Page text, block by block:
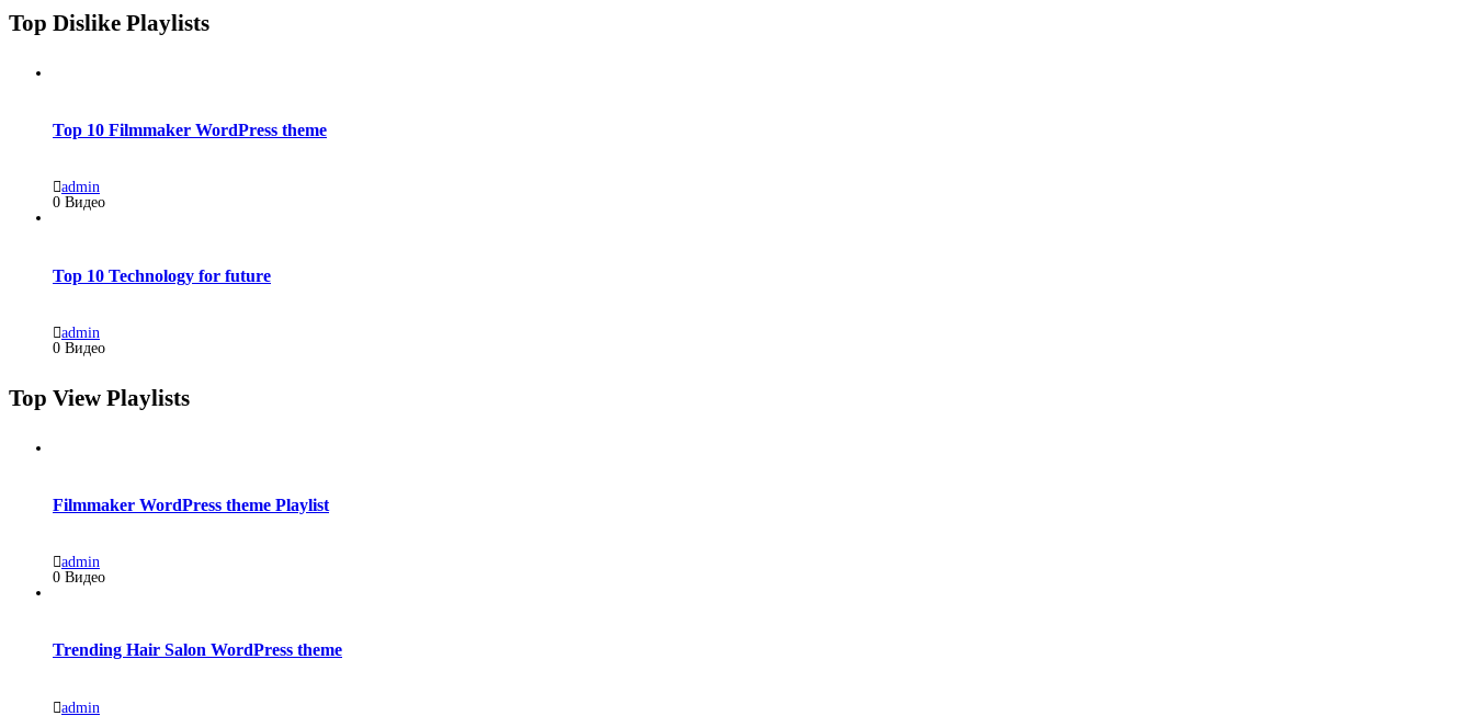
Top Dislike Playlists
Top 10 Filmmaker WordPress theme
admin
0 Видео
Top 10 Technology for future
admin
0 Видео
Top View Playlists
Filmmaker WordPress theme Playlist
admin
0 Видео
Trending Hair Salon WordPress theme
admin